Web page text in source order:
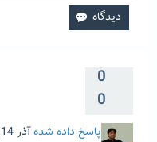
0
0
پاسخ داده شدهآذر 14, 1403